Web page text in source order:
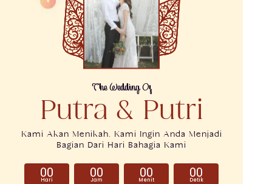
The Wedding Of
Putra & Putri
Kami Akan Menikah, Kami Ingin Anda Menjadi
Bagian Dari Hari Bahagia Kami
00
Hari
00
Jam
00
Menit
00
Detik